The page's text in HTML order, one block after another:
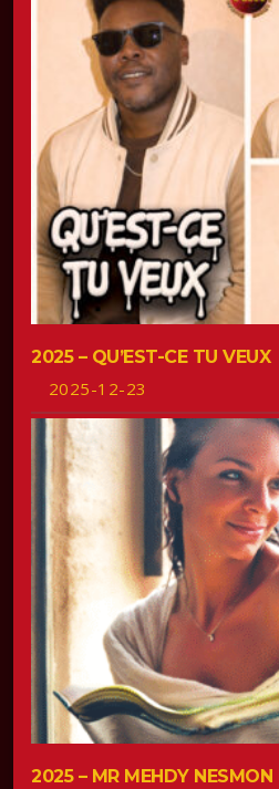
2025 – QU’EST-CE TU VEUX
2025-12-23
2025 – MR MEHDY NESMON